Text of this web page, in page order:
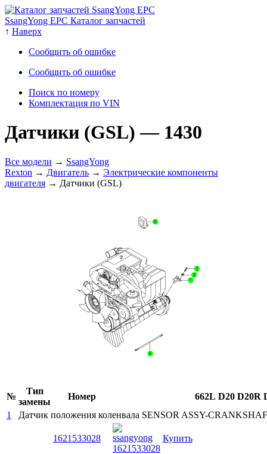
SsangYong EPC Каталог запчастей
↑ Наверх
Сообщить об ошибке
Сообщить об ошибке
Поиск по номеру
Комплектация по VIN
Датчики (GSL)— 1430
Все модели → SsangYong
Rexton → Двигатель → Электрические компоненты
двигателя → Датчики (GSL)
№
Тип
замены
Номер 662L D20 D20R
1
Датчик положения коленвала SENSOR ASSY-
1621533028 Купить